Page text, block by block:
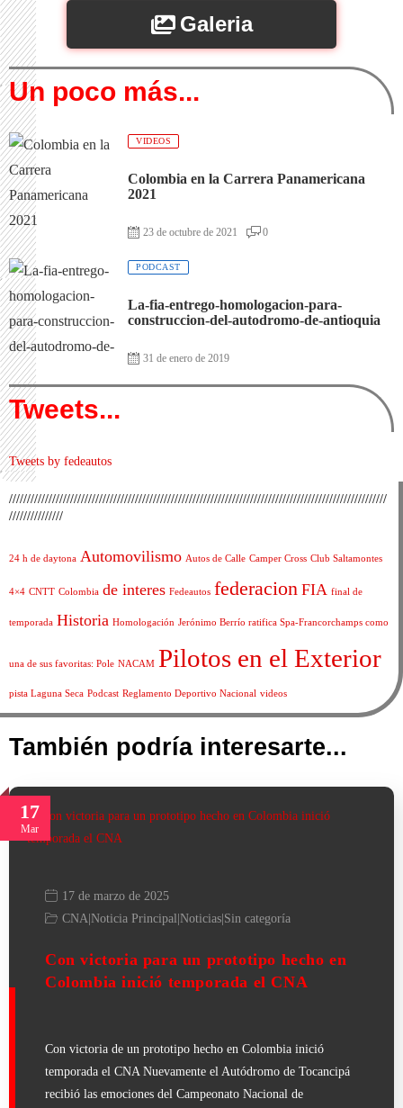
Galeria
Un poco más...
VIDEOS
Colombia en la Carrera Panamericana
2021
23 de octubre de 2021 0
PODCAST
La-fia-entrego-homologacion-para-
construccion-del-autodromo-de-antioquia
31 de enero de 2019
Tweets...
Tweets by fedeautos
/////////////////////////////////////////////////////////////////////////////////////////////////////////
///////////////
24 h de daytona Automovilismo Autos de Calle Camper Cross Club Saltamontes
4×4 CNTT Colombia de interes Fedeautos federacion FIA final de
temporada Historia Homologación Jerónimo Berrío ratifica Spa-Francorchamps como
una de sus favoritas: Pole NACAM Pilotos en el Exterior
pista Laguna Seca Podcast Reglamento Deportivo Nacional videos
También podría interesarte...
17
Mar
17 de marzo de 2025
CNA|Noticia Principal|Noticias|Sin categoría
Con victoria para un prototipo hecho en
Colombia inició temporada el CNA
Con victoria de un prototipo hecho en Colombia inició
temporada el CNA Nuevamente el Autódromo de Tocancipá
recibió las emociones del Campeonato Nacional de